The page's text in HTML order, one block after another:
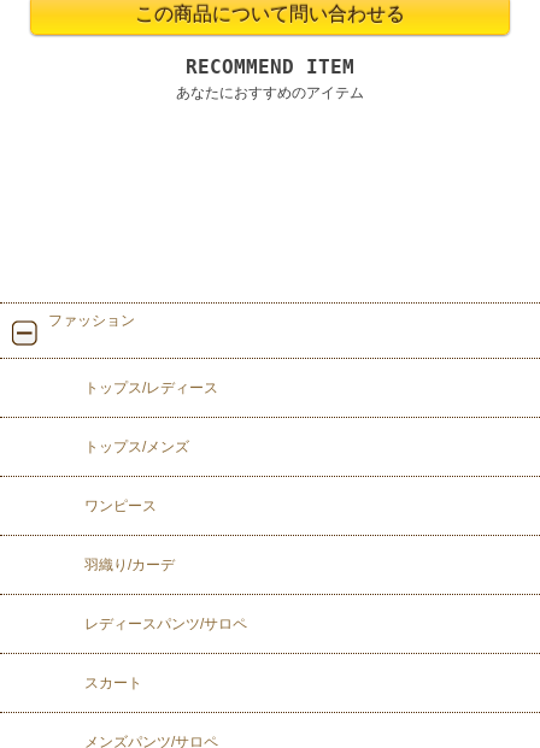
RECOMMEND ITEM
あなたにおすすめのアイテム
ファッション
トップス/レディース
トップス/メンズ
ワンピース
羽織り/カーデ
レディースパンツ/サロペ
スカート
メンズパンツ/サロペ